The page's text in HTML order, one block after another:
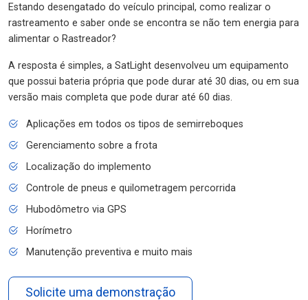
Estando desengatado do veículo principal, como realizar o
rastreamento e saber onde se encontra se não tem energia para
alimentar o Rastreador?
A resposta é simples, a SatLight desenvolveu um equipamento
que possui bateria própria que pode durar até 30 dias, ou em sua
versão mais completa que pode durar até 60 dias.
Aplicações em todos os tipos de semirreboques
Gerenciamento sobre a frota
Localização do implemento
Controle de pneus e quilometragem percorrida
Hubodômetro via GPS
Horímetro
Manutenção preventiva e muito mais
Solicite uma demonstração